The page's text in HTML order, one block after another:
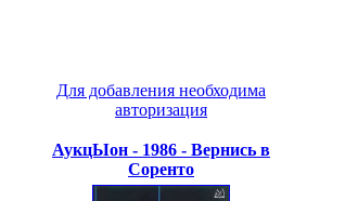
Для добавления необходима
авторизация
АукцЫон - 1986 - Вернись в
Соренто